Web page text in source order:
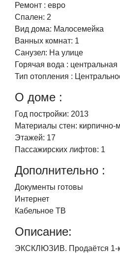
Ремонт : евро
Спален: 2
Вид дома: Малосемейка
Ванных комнат: 1
Cанузел: На улице
Горячая вода : центральная
Тип отопления :
О доме :
Год постройки: 2013
Материалы стен: кирпично-
Этажей: 17
Пассажирских лифтов: 1
Дополнительно :
Документы готовы
Интернет
Кабельное ТВ
Описание:
ЭКСКЛЮЗИВ. Продаётся 1-